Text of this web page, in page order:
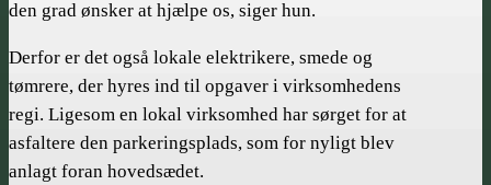
den grad ønsker at hjælpe os, siger hun.
Derfor er det også lokale elektrikere, smede og
tømrere, der hyres ind til opgaver i virksomhedens
regi. Ligesom en lokal virksomhed har sørget for at
asfaltere den parkeringsplads, som for nyligt blev
anlagt foran hovedsædet.